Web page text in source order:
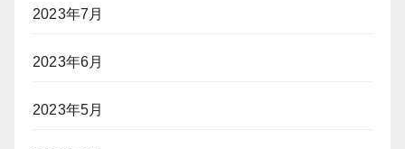
2023年7月
2023年6月
2023年5月